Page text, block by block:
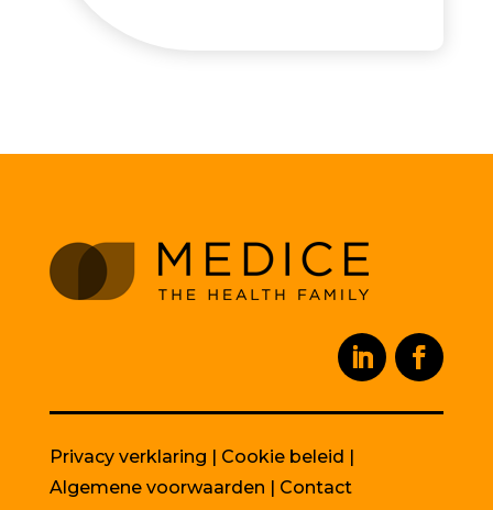
Privacy verklaring | Cookie beleid |
Algemene voorwaarden | Contact